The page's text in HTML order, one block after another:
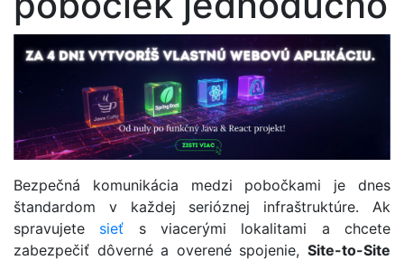
Bezpečná komunikácia medzi pobočkami je dnes
štandardom v každej serióznej infraštruktúre. Ak
spravujete sieť s viacerými lokalitami a chcete
zabezpečiť dôverné a overené spojenie, Site-to-Site